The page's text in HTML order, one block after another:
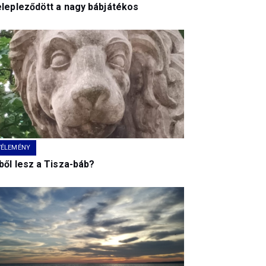
a nagy bábjátékos
lesz a Tisza-báb?